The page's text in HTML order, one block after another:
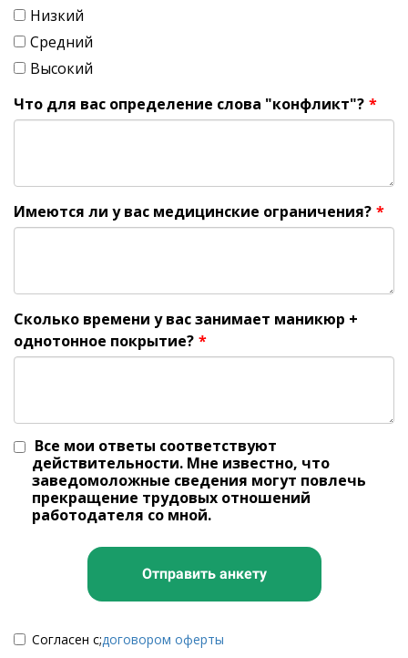
Низкий
Средний
Высокий
Что для вас определение слова "конфликт"? *
Имеются ли у вас медицинские ограничения? *
Сколько времени у вас занимает маникюр +
однотонное покрытие? *
Все мои ответы соответствуют
действительности. Мне известно, что
заведомоложные сведения могут повлечь
прекращение трудовых отношений
работодателя со мной.
Отправить анкету
Согласен с;договором оферты